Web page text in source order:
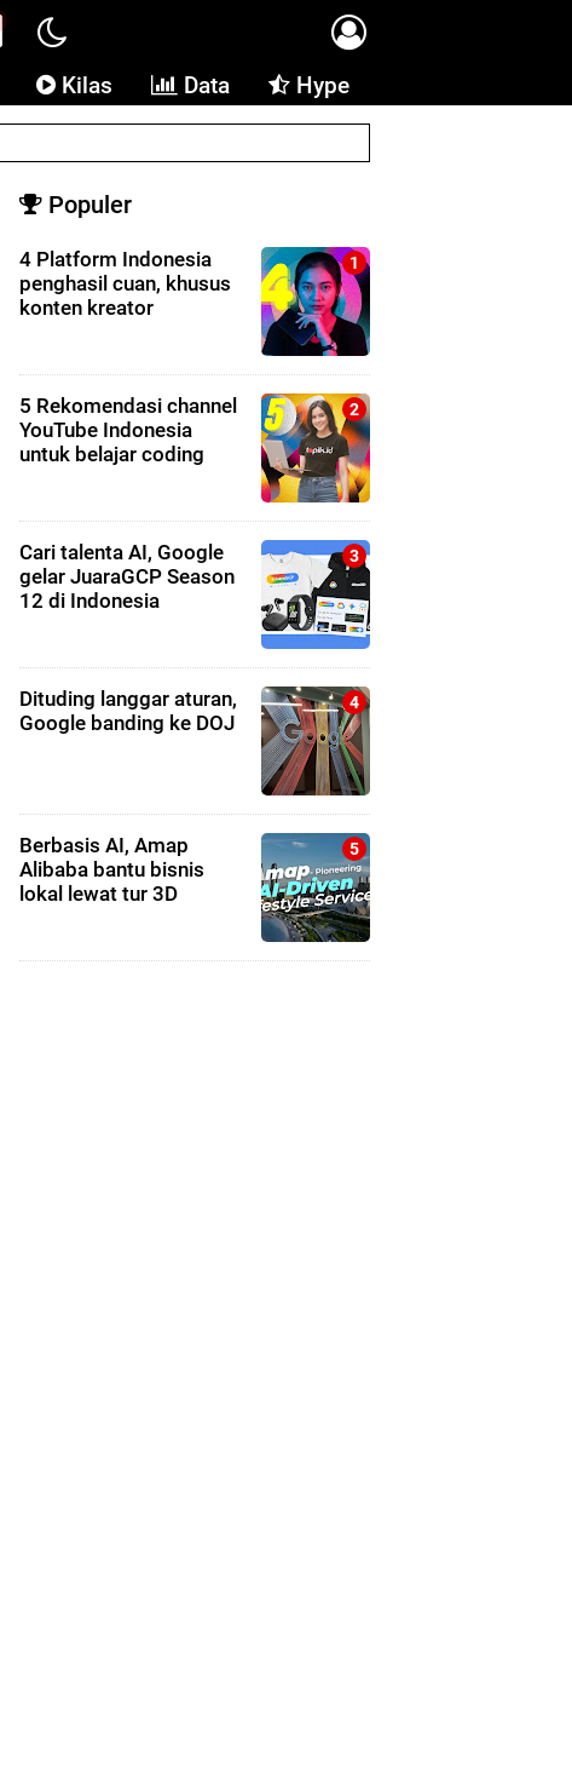
Kilas Data Hype
Populer
4 Platform Indonesia
penghasil cuan, khusus
konten kreator
5 Rekomendasi channel
YouTube Indonesia
untuk belajar coding
Cari talenta AI, Google
gelar JuaraGCP Season
12 di Indonesia
Dituding langgar aturan,
Google banding ke DOJ
Berbasis AI, Amap
Alibaba bantu bisnis
lokal lewat tur 3D